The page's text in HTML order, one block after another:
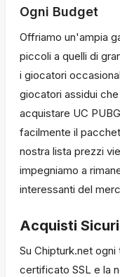
Ogni Budget
Offriamo un'ampia
piccoli a quelli di
i giocatori
giocatori assidui
acquistare UC
facilmente il
nostra lista prezzi
impegniamo a
interessanti del
Acquisti
Su Chipturk.net
certificato SSL e la